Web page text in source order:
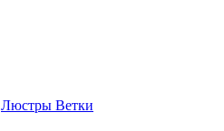
Люстры Ветки